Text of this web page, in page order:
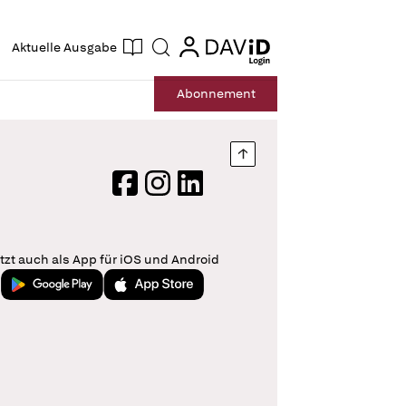
Aktuelle Ausgabe Suche login
login
Abonnement
Nach oben springen
FacebookInstagram
LinkedIn
auch als App für iOS und Android
Jetzt bei Google PlayLaden im App Store